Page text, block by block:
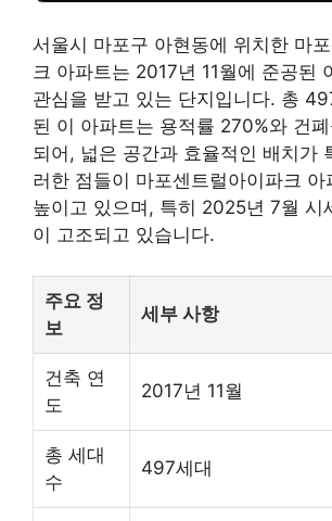
서울시 마포구 아현동에 위치한 마
크 아파트는 2017년 11월에 준공된
관심을 받고 있는 단지입니다. 총
된 이 아파트는 용적률 270%와 건
되어, 넓은 공간과 효율적인 배치가
러한 점들이 마포센트럴아이파크 아
높이고 있으며, 특히 2025년 7월 시
이 고조되고 있습니다.
주요 정
보
세부 사항
건축 연
도
2017년 11월
총 세대
수
497세대